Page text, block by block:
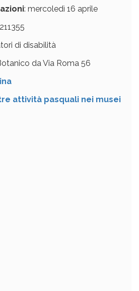
: mercoledì 16 aprile
di disabilità
da Via Roma 56
attività pasquali nei musei